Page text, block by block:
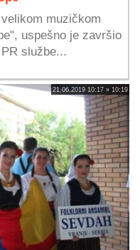
muzičkom
uspešno je završio
službe...
21.06.2019 10:17 » 10:19